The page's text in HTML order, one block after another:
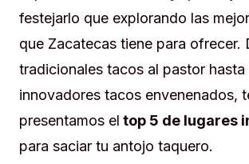
festejarlo que explorando las
que Zacatecas tiene para ofrecer.
tradicionales tacos al pastor hasta
innovadores tacos envenenados,
presentamos el top 5 de lugares
para saciar tu antojo taquero.